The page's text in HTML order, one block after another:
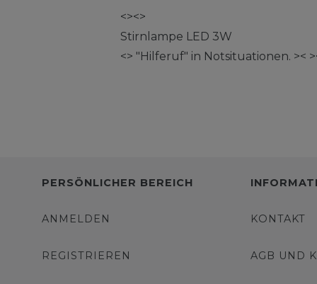
<><>
Stirnlampe LED 3W
<> "Hilferuf" in Notsituationen. ><
PERSÖNLICHER BEREICH
ANMELDEN
REGISTRIEREN
KONTAKT
AGB UND